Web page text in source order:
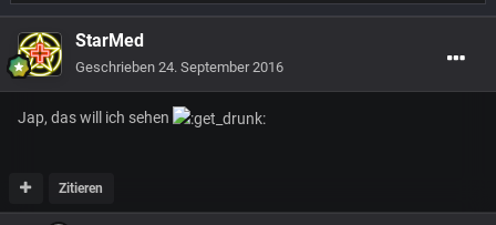
StarMed
Geschrieben 24. September 2016
Jap, das will ich sehen
Zitieren